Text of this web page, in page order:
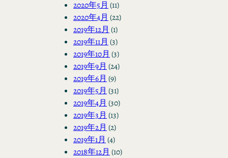
2020年5月 (11)
2020年4月 (22)
2019年12月 (1)
2019年11月 (3)
2019年10月 (3)
2019年9月 (24)
2019年6月 (9)
2019年5月 (31)
2019年4月 (30)
2019年3月 (13)
2019年2月 (2)
2019年1月 (4)
2018年12月 (10)